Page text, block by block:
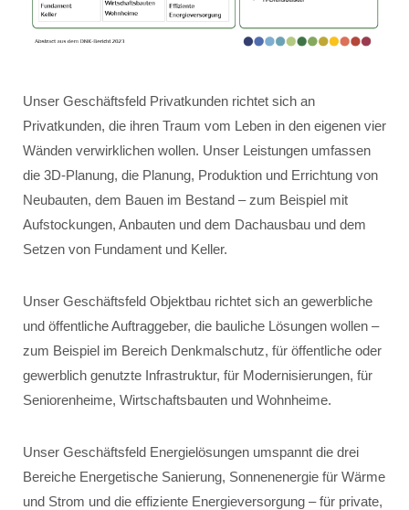
Unser Geschäftsfeld Privatkunden richtet sich an
Privatkunden, die ihren Traum vom Leben in den eigenen vier
Wänden verwirklichen wollen. Unser Leistungen umfassen
die 3D-Planung, die Planung, Produktion und Errichtung von
Neubauten, dem Bauen im Bestand – zum Beispiel mit
Aufstockungen, Anbauten und dem Dachausbau und dem
Setzen von Fundament und Keller.
Unser Geschäftsfeld Objektbau richtet sich an gewerbliche
und öffentliche Auftraggeber, die bauliche Lösungen wollen –
zum Beispiel im Bereich Denkmalschutz, für öffentliche oder
gewerblich genutzte Infrastruktur, für Modernisierungen, für
Seniorenheime, Wirtschaftsbauten und Wohnheime.
Unser Geschäftsfeld Energielösungen umspannt die drei
Bereiche Energetische Sanierung, Sonnenenergie für Wärme
und Strom und die effiziente Energieversorgung – für private,